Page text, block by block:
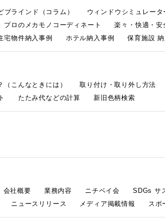
ブラインド（コラム） ウィンドウシミュレータ
プロのメカモノコーディネート 楽々・快適・安
宅物件納入事例 ホテル納入事例 保育施設 納
（こんなときには） 取り付け・取り外し方法
たたみ代などの計算 新旧色柄検索
会社概要 業務内容 ニチベイ会 SDGs サ
ニュースリリース メディア掲載情報 スポ